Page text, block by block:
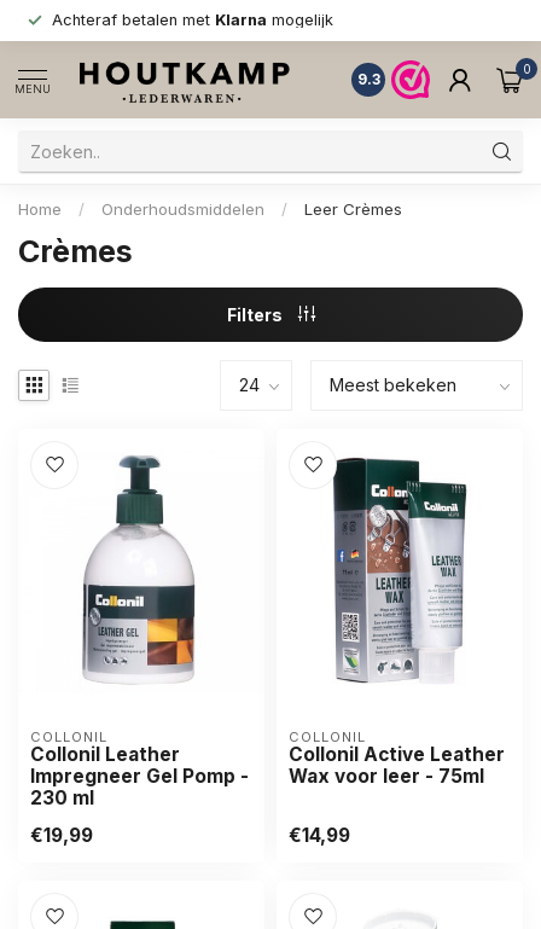
Achteraf betalen met Klarna mogelijk
MENU
9.3
0
Home / Onderhoudsmiddelen / Leer Crèmes
Crèmes
Filters
COLLONIL
Collonil Leather
Impregneer Gel Pomp -
230 ml
€19,99
COLLONIL
Collonil Active Leather
Wax voor leer - 75ml
€14,99